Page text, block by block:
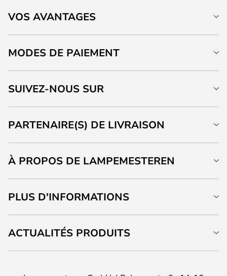
VOS AVANTAGES
MODES DE PAIEMENT
SUIVEZ-NOUS SUR
PARTENAIRE(S) DE LIVRAISON
À PROPOS DE LAMPEMESTEREN
PLUS D'INFORMATIONS
ACTUALITÉS PRODUITS